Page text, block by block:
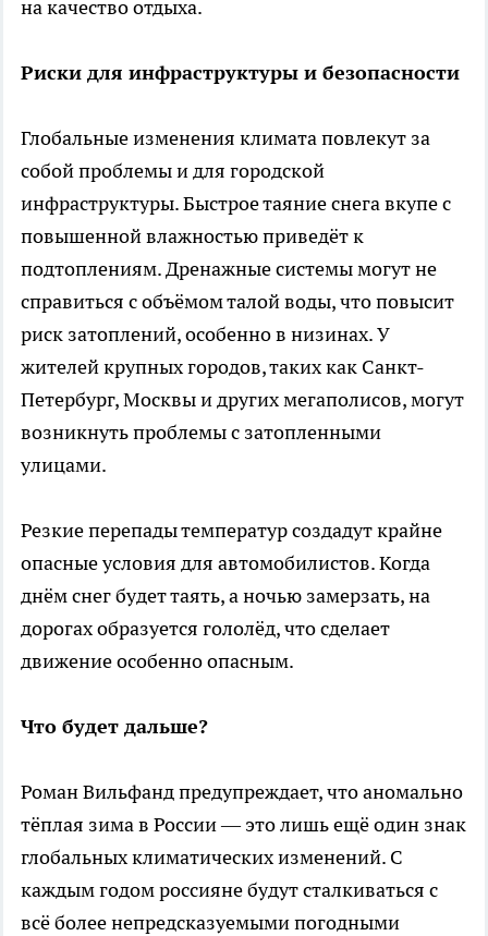
на качество отдыха.
Риски для инфраструктуры и безопасности
Глобальные изменения климата повлекут за
собой проблемы и для городской
инфраструктуры. Быстрое таяние снега вкупе с
повышенной влажностью приведёт к
подтоплениям. Дренажные системы могут не
справиться с объёмом талой воды, что повысит
риск затоплений, особенно в низинах. У
жителей крупных городов, таких как Санкт-
Петербург, Москвы и других мегаполисов, могут
возникнуть проблемы с затопленными
улицами.
Резкие перепады температур создадут крайне
опасные условия для автомобилистов. Когда
днём снег будет таять, а ночью замерзать, на
дорогах образуется гололёд, что сделает
движение особенно опасным.
Что будет дальше?
Роман Вильфанд предупреждает, что аномально
тёплая зима в России — это лишь ещё один знак
глобальных климатических изменений. С
каждым годом россияне будут сталкиваться с
всё более непредсказуемыми погодными